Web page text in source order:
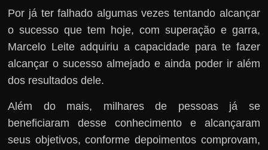
Por já ter falhado algumas vezes tentando alcançar
o sucesso que tem hoje, com superação e garra,
Marcelo Leite adquiriu a capacidade para te fazer
alcançar o sucesso almejado e ainda poder ir além
dos resultados dele.
Além do mais, milhares de pessoas já se
beneficiaram desse conhecimento e alcançaram
seus objetivos, conforme depoimentos comprovam,